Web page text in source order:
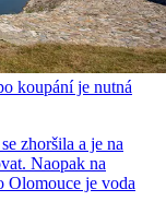
koupání je nutná
zhoršila a je na
Naopak na
Olomouce je voda